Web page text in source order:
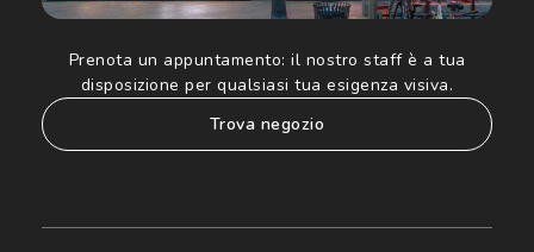
Prenota un appuntamento: il nostro staff è a tua
disposizione per qualsiasi tua esigenza visiva.
trova negozio